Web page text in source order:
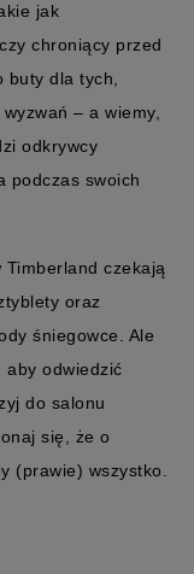
jak
chroniący przed
dla tych,
– a wiemy,
odkrywcy
podczas swoich
czekają
oraz
śniegowce. Ale
aby odwiedzić
do salonu
się, że o
(prawie) wszystko.